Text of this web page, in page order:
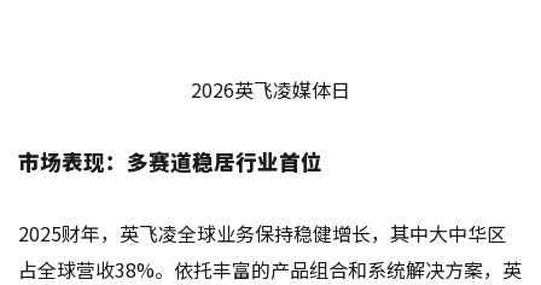
2026英飞凌媒体日
市场表现：多赛道稳居行业首位
2025财年，英飞凌全球业务保持稳健增长，其中大中华区
占全球营收38%。依托丰富的产品组合和系统解决方案，英